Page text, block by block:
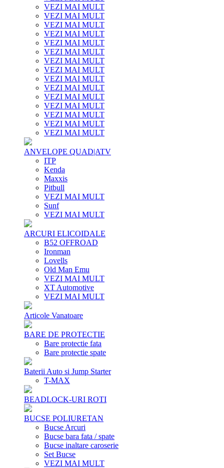
VEZI MAI MULT
VEZI MAI MULT
VEZI MAI MULT
VEZI MAI MULT
VEZI MAI MULT
VEZI MAI MULT
VEZI MAI MULT
VEZI MAI MULT
VEZI MAI MULT
VEZI MAI MULT
VEZI MAI MULT
VEZI MAI MULT
VEZI MAI MULT
VEZI MAI MULT
VEZI MAI MULT
ANVELOPE QUAD|ATV
ITP
Kenda
Maxxis
Pitbull
VEZI MAI MULT
Sunf
VEZI MAI MULT
ARCURI ELICOIDALE
B52 OFFROAD
Ironman
Lovells
Old Man Emu
VEZI MAI MULT
XT Automotive
VEZI MAI MULT
Articole Vanatoare
BARE DE PROTECTIE
Bare protectie fata
Bare protectie spate
Baterii Auto si Jump Starter
T-MAX
BEADLOCK-URI ROTI
BUCSE POLIURETAN
Bucse Arcuri
Bucse bara fata / spate
Bucse inaltare caroserie
Set Bucse
VEZI MAI MULT